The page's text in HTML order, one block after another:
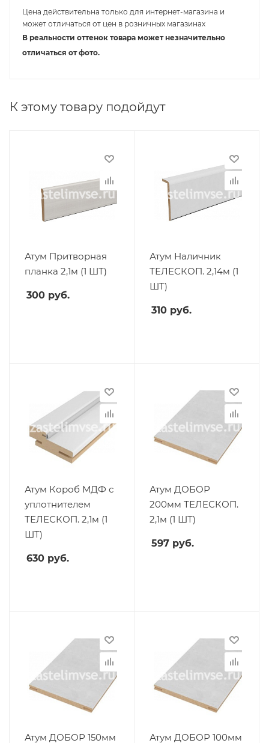
Цена действительна только для интернет-магазина и
может отличаться от цен в розничных магазинах
В реальности оттенок товара может незначительно
отличаться от фото.
К этому товару подойдут
Атум Притворная
планка 2,1м (1 ШТ)
300 руб.
Атум Наличник
ТЕЛЕСКОП. 2,14м (1
ШТ)
310 руб.
Атум Короб МДФ с
уплотнителем
ТЕЛЕСКОП. 2,1м (1
ШТ)
630 руб.
Атум ДОБОР
200мм ТЕЛЕСКОП.
2,1м (1 ШТ)
597 руб.
Атум ДОБОР 150мм Атум ДОБОР 100мм